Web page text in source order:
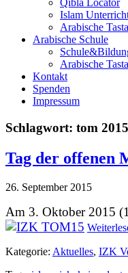
Qibla Locator
Islam
Arabische
Arabische Schule
Arabische
Kontakt
Spenden
Impressum
Schlagwort: tom 2015
Tag der offenen
26. September 2015
Am 3. Oktober 2015
Kategorie: Aktuelles, IZK